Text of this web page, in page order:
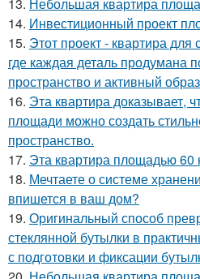
14. Инвестиционный проект
15. Этот проект - квартира для
где каждая деталь продумана
пространство и активный
16. Эта квартира доказывает,
площади можно создать
пространство.
17. Эта квартира площадью 60
18. Мечтаете о системе
впишется в ваш дом?
19. Оригинальный способ
стеклянной бутылки в
с подготовки и фиксации